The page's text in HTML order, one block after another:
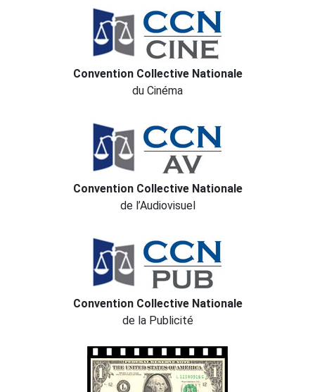
Convention Collective Nationale
du Cinéma
Convention Collective Nationale
de l’Audiovisuel
Convention Collective Nationale
de la Publicité